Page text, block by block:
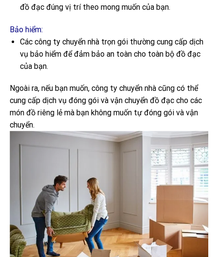
đồ đạc đúng vị trí theo mong muốn của bạn.
Bảo hiểm:
Các công ty chuyển nhà trọn gói thường cung cấp dịch
vụ bảo hiểm để đảm bảo an toàn cho toàn bộ đồ đạc
của bạn.
Ngoài ra, nếu bạn muốn, công ty chuyển nhà cũng có thể
cung cấp dịch vụ đóng gói và vận chuyển đồ đạc cho các
món đồ riêng lẻ mà bạn không muốn tự đóng gói và vận
chuyển.